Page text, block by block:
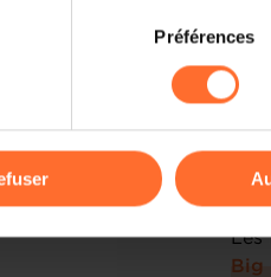
sur le site et
les cookies ou des cookies non
Charte
Préférences
Le
Les
Big